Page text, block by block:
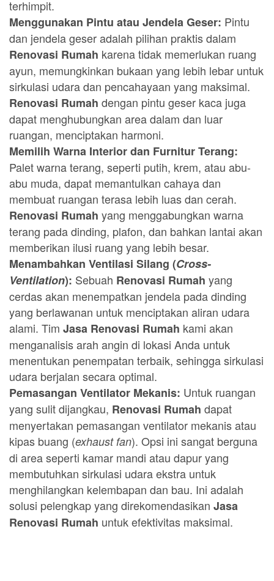
terhimpit.
Menggunakan Pintu atau Jendela Geser: Pintu
dan jendela geser adalah pilihan praktis dalam
Renovasi Rumah karena tidak memerlukan ruang
ayun, memungkinkan bukaan yang lebih lebar untuk
sirkulasi udara dan pencahayaan yang maksimal.
Renovasi Rumah dengan pintu geser kaca juga
dapat menghubungkan area dalam dan luar
ruangan, menciptakan harmoni.
Memilih Warna Interior dan Furnitur Terang:
Palet warna terang, seperti putih, krem, atau abu-
abu muda, dapat memantulkan cahaya dan
membuat ruangan terasa lebih luas dan cerah.
Renovasi Rumah yang menggabungkan warna
terang pada dinding, plafon, dan bahkan lantai akan
memberikan ilusi ruang yang lebih besar.
Menambahkan Ventilasi Silang (Cross-
Ventilation): Sebuah Renovasi Rumah yang
cerdas akan menempatkan jendela pada dinding
yang berlawanan untuk menciptakan aliran udara
alami. Tim Jasa Renovasi Rumah kami akan
menganalisis arah angin di lokasi Anda untuk
menentukan penempatan terbaik, sehingga sirkulasi
udara berjalan secara optimal.
Pemasangan Ventilator Mekanis: Untuk ruangan
yang sulit dijangkau, Renovasi Rumah dapat
menyertakan pemasangan ventilator mekanis atau
kipas buang (exhaust fan). Opsi ini sangat berguna
di area seperti kamar mandi atau dapur yang
membutuhkan sirkulasi udara ekstra untuk
menghilangkan kelembapan dan bau. Ini adalah
solusi pelengkap yang direkomendasikan Jasa
Renovasi Rumah untuk efektivitas maksimal.